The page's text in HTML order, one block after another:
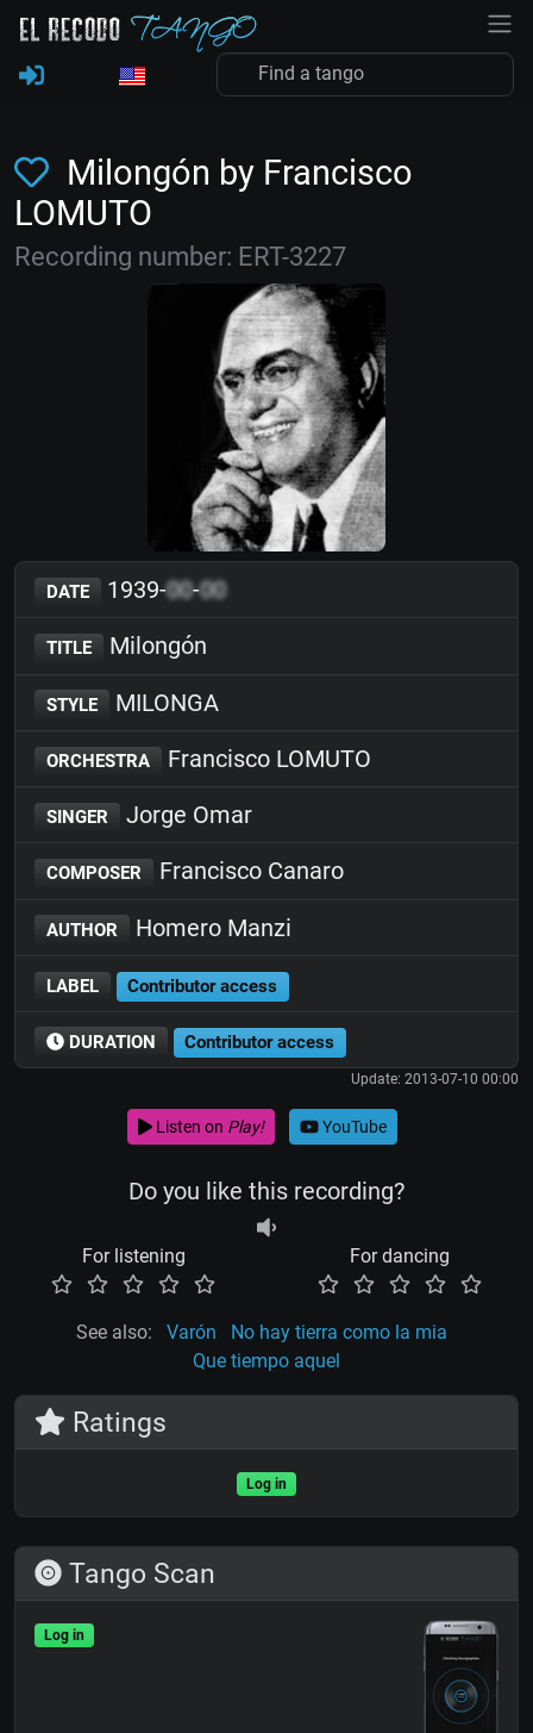
Milongón by Francisco
LOMUTO
Recording number: ERT-3227
DATE 1939-00-00
TITLE Milongón
STYLE MILONGA
ORCHESTRA Francisco LOMUTO
SINGER Jorge Omar
COMPOSER Francisco Canaro
AUTHOR Homero Manzi
LABEL Contributor access
DURATION Contributor access
Update: 2013-07-10 00:00
Listen on Play! YouTube
Do you like this recording?
For listening For dancing
See also: Varón
No hay tierra como la mia
Que tiempo aquel
Ratings
Log in
Tango Scan
Log in